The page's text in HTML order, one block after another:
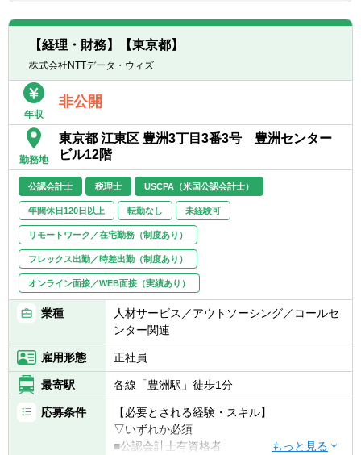
代前半の比較的若いチームです。
■公認会計士および税理士の資格取得維持に
す（手当の支給には別途条件あり）
また、シェアードサービス事業の高度化を牽
引する役割も期待しています。
■直近で想定されるキャリアアップとして
税務を統括するマネージャー職（課長級）と
なります。
■NTTデータ連結決算に関する業務
・NTTデータグループの連結決算値（海外会
社対応含む）算定／決算報告資料作成
・NTTデータ（国内事業会社）の単体決算、
響調査、論点整理・検討）
財務諸表/内部統制監査対応（監査人協議含
む）
【具体的には】
■職務内容に記載した業務について、チーム
メンバーが作成する資料を会計士や税理士の
目線でのチェックから始まり、監査対応等を
含む、決算業務全般を経験した後に、マネジ
メント・全体統括を担当お任せする予定で
す。
■NTTグループの下、NTTデータグループも
2018年度からIFRSを導入しています。NTT
データグループは上場廃止となったものの、
NTTグループにおけるその経営上の位置づ
け、業績開示の重要性は増加しており、特に
決算業務においては、専門的な知見を十分に
活かせる環境があります。
【経理・財務】【東京都】
株式会社NTTデータ・ウィズ
年収
非公開
勤務地
東京都 江東区 豊洲3丁目3番3号 豊洲センター
ビル12階
公認会計士 税理士 USCPA（米国公認会計士）
年間休日120日以上 転勤なし 未経験可
リモートワーク／在宅勤務（制度あり）
フレックス出勤／時差出勤（制度あり）
オンライン面接／WEB面接（実績あり）
業種
人材サービス／アウトソーシング／コールセ
ンター関連
雇用形態 正社員
最寄駅 各線「豊洲駅」徒歩1分
応募条件
【必要とされる経験・スキル】
▽いずれか必須
■公認会計士有資格者